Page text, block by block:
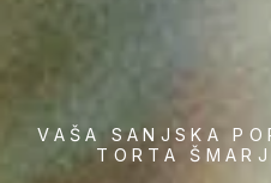
VAŠA SANJSKA
TORTA